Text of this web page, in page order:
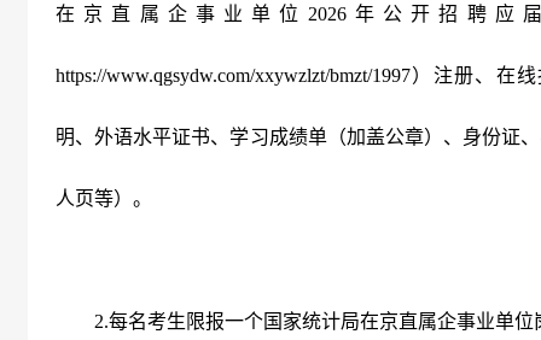
在京直属企事业单位 2026年公开招聘应
https://www.qgsydw.com/xxywzlzt/bmzt/1997）注册、在
明、外语水平证书、学习成绩单（加盖公章）、身份证
人页等）。
2.每名考生限报一个国家统计局在京直属企事业单位